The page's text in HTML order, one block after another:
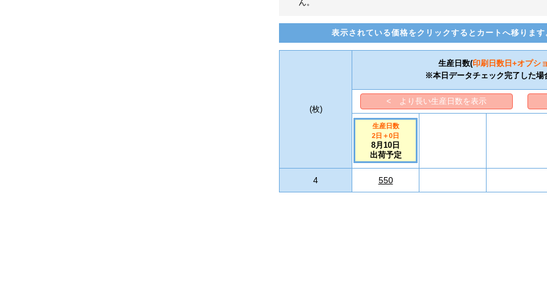
ん。
表示されている価格をクリックするとカートへ移ります
(枚)
生産日数(印刷日数 日+オプシ
※本日データチェック完了した場
< より長い生産日数を表示
生産日数
2日 ＋0日
8月10日
出荷予定
4 550